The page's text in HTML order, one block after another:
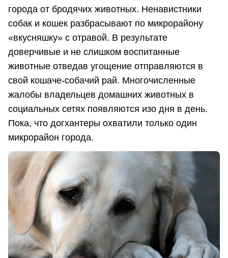
города от бродячих животных. Ненавистники
собак и кошек разбрасывают по микрорайону
«вкусняшку» с отравой. В результате
доверчивые и не слишком воспитанные
животные отведав угощение отправляются в
свой кошаче-собачий рай. Многочисленные
жалобы владельцев домашних животных в
социальных сетях появляются изо дня в день.
Пока, что догхантеры охватили только один
микрорайон города.